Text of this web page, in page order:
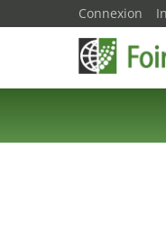
Connexion